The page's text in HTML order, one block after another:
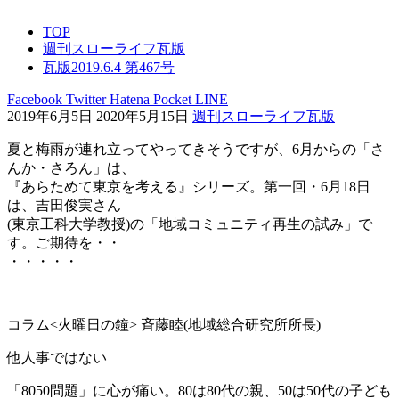
TOP
週刊スローライフ瓦版
瓦版2019.6.4 第467号
Facebook TwitterHatena Pocket LINE
2019年6月5日 2020年5月15日 週刊スローライフ瓦版
夏と梅雨が連れ立ってやってきそうですが、6月からの「さ
んか・さろん」は、
『あらためて東京を考える』シリーズ。第一回・6月18日
は、吉田俊実さん
(東京工科大学教授)の「地域コミュニティ再生の試み」で
す。ご期待を・・
・・・・・
コラム<火曜日の鐘> 斉藤睦(地域総合研究所所長)
他人事ではない
「8050問題」に心が痛い。80は80代の親、50は50代の子ども